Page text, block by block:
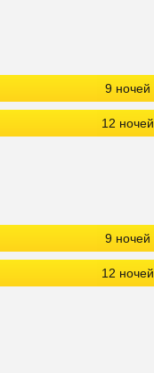
9 ночей
12 ночей
9 ночей
12 ночей